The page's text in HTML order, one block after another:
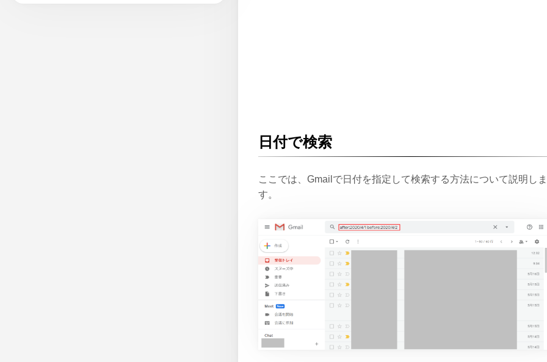
日付で検索
ここでは、Gmailで日付を指定して検索する方法について説明し
す。